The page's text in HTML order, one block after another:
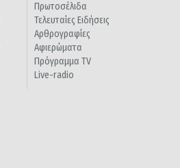
Πρωτοσέλιδα
Τελευταίες Ειδήσεις
Αρθρογραφίες
Αφιερώματα
Πρόγραμμα TV
Live-radio